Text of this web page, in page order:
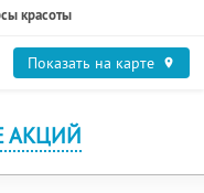
красоты
Показать на карте
АКЦИЙ